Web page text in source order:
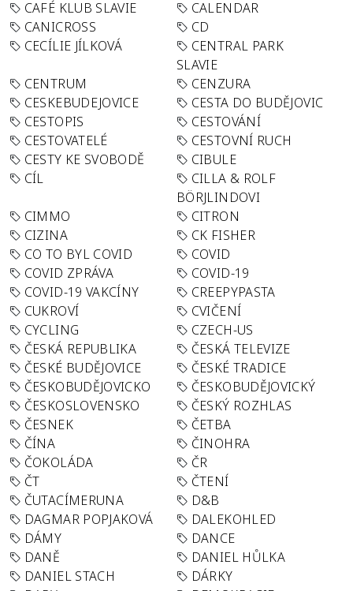
CAFÉ KLUB SLAVIE
CALENDAR
CANICROSS
CD
CECÍLIE JÍLKOVÁ
CENTRAL PARK
SLAVIE
CENTRUM
CENZURA
CESKEBUDEJOVICE
CESTA DO BUDĚJOVIC
CESTOPIS
CESTOVÁNÍ
CESTOVATELÉ
CESTOVNÍ RUCH
CESTY KE SVOBODĚ
CIBULE
CÍL
CILLA & ROLF
BÖRJLINDOVI
CIMMO
CITRON
CIZINA
CK FISHER
CO TO BYL COVID
COVID
COVID ZPRÁVA
COVID-19
COVID-19 VAKCÍNY
CREEPYPASTA
CUKROVÍ
CVIČENÍ
CYCLING
CZECH-US
ČESKÁ REPUBLIKA
ČESKÁ TELEVIZE
ČESKÉ BUDĚJOVICE
ČESKÉ TRADICE
ČESKOBUDĚJOVICKO
ČESKOBUDĚJOVICKÝ
ČESKOSLOVENSKO
ČESKÝ ROZHLAS
ČESNEK
ČETBA
ČÍNA
ČINOHRA
ČOKOLÁDA
ČR
ČT
ČTENÍ
ČUTACÍMERUNA
D&B
DAGMAR POPJAKOVÁ
DALEKOHLED
DÁMY
DANCE
DANĚ
DANIEL HŮLKA
DANIEL STACH
DÁRKY